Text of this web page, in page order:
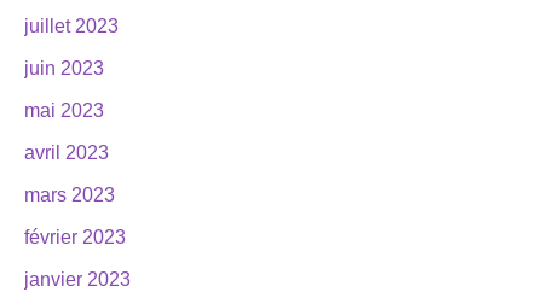
juillet 2023
juin 2023
mai 2023
avril 2023
mars 2023
février 2023
janvier 2023